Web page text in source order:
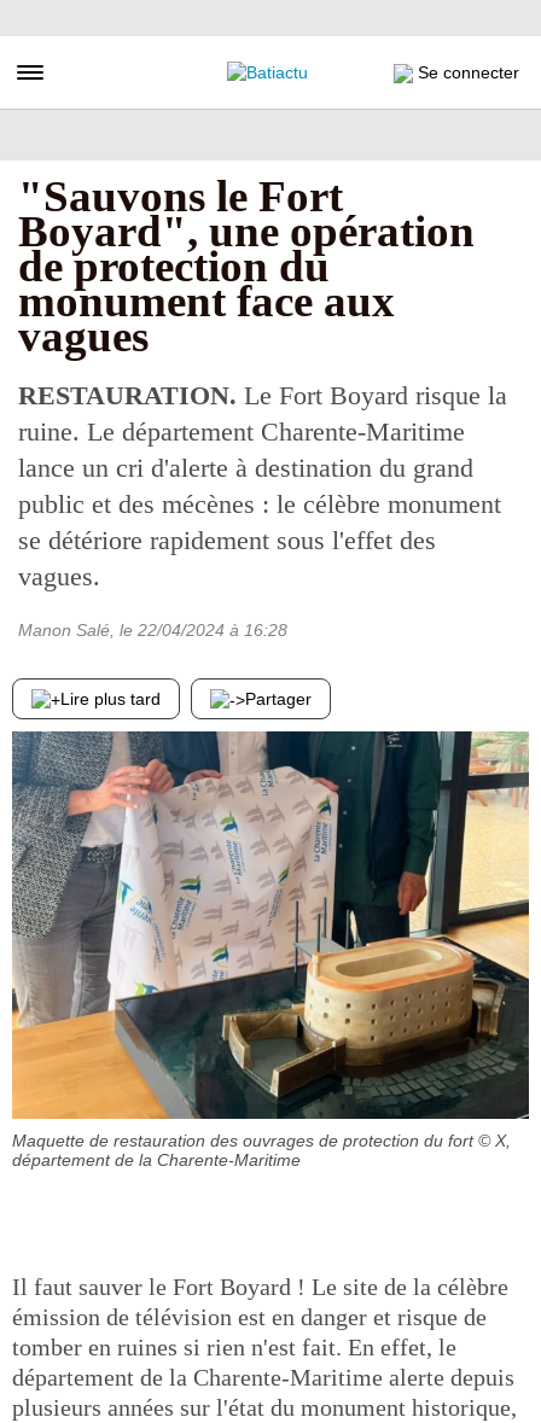
au
principal
Toggle navigation Se connecter
"Sauvons le Fort
Boyard", une opération
de protection du
monument face aux
vagues
RESTAURATION. Le Fort Boyard risque la
ruine. Le département Charente-Maritime
lance un cri d'alerte à destination du grand
public et des mécènes : le célèbre monument
se détériore rapidement sous l'effet des
vagues.
Manon Salé , le 22/04/2024 à 16:28
Lire plus tard Partager
Maquette de restauration des ouvrages de protection du fort © X,
département de la Charente-Maritime
Il faut sauver le Fort Boyard ! Le site de la célèbre
émission de télévision est en danger et risque de
tomber en ruines si rien n'est fait. En effet, le
département de la Charente-Maritime alerte depuis
plusieurs années sur l'état du monument historique,